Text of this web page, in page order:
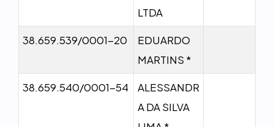
LTDA
38.659.539/0001-20
EDUARDO
MARTINS *
38.659.540/0001-54
ALESSANDR
A DA SILVA